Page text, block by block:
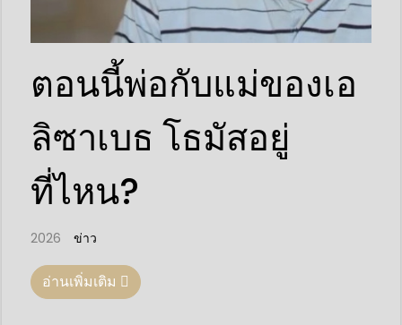
ตอนนี้พ่อกับแม่ของเอ
ลิซาเบธ โธมัสอยู่
ที่ไหน?
2026 ข่าว
อ่านเพิ่มเติม